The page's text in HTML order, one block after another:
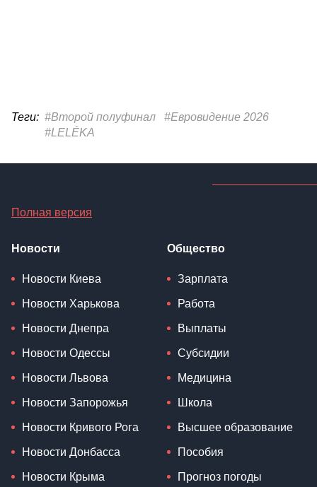
Теги: #Второй полуфинал
#Евровидение 2026
#LELÉKA
Полная версия
Новости
Новости Киева
Новости Харькова
Новости Днепра
Новости Одессы
Новости Львова
Новости Запорожья
Новости Кривого Рога
Новости Донбасса
Новости Крыма
Общество
Зарплата
Работа
Выплаты
Субсидии
Медицина
Школа
Высшее образование
Пособия
Прогноз погоды